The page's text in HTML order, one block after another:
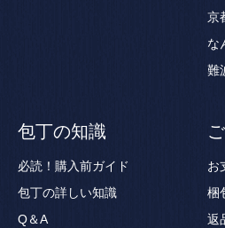
京
な
難
包丁の知識
必読！購入前ガイド
包丁の詳しい知識
Q＆A
お
梱
返